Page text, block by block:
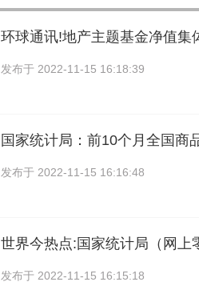
环球通讯!地产主题基金净值集
发布于 2022-11-15 16:18:39
国家统计局：前10个月全国商
发布于 2022-11-15 16:16:48
世界今热点:国家统计局（网上
发布于 2022-11-15 16:15:18